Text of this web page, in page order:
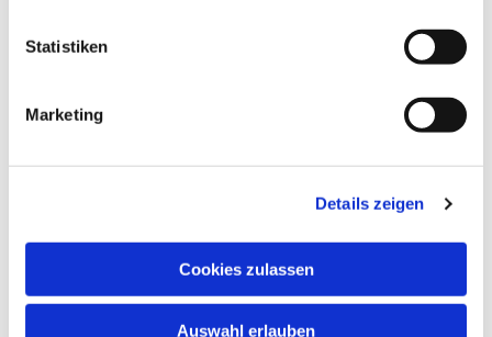
Statistiken
Marketing
Details zeigen
Cookies zulassen
Auswahl erlauben